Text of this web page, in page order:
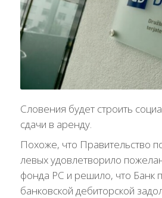
Словения будет строить
сдачи в аренду.
Похоже, что Правительство
левых удовлетворило
фонда РС и решило, что Банк
банковской дебиторской